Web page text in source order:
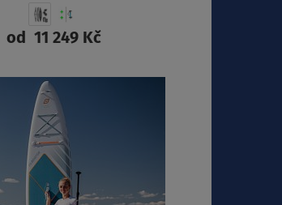
od 11 249 Kč
ZOBRAZIT